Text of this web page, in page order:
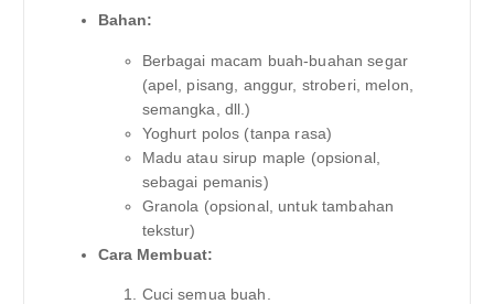
Bahan:
Berbagai macam buah-buahan segar
(apel, pisang, anggur, stroberi, melon,
semangka, dll.)
Yoghurt polos (tanpa rasa)
Madu atau sirup maple (opsional,
sebagai pemanis)
Granola (opsional, untuk tambahan
tekstur)
Cara Membuat:
Cuci semua buah.